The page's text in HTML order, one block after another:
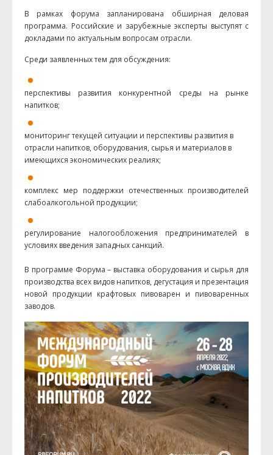
В рамках форума запланирована обширная деловая
программа. Российские и зарубежные эксперты выступят с
докладами по актуальным вопросам отрасли.
Среди заявленных тем для обсуждения:
перспективы развития конкурентной среды на рынке
напитков;
мониторинг текущей ситуации и перспективы развития в
отрасли напитков, оборудования, сырья и материалов в
имеющихся экономических реалиях;
комплекс мер поддержки отечественных производителей
слабоалкогольной продукции;
регулирование налогообложения предпринимателей в
условиях введения западных санкций.
В программе Форума – выставка оборудования и сырья для
производства всех видов напитков, дегустация и презентация
новой продукции крафтовых пивоварен и пивоваренных
заводов.